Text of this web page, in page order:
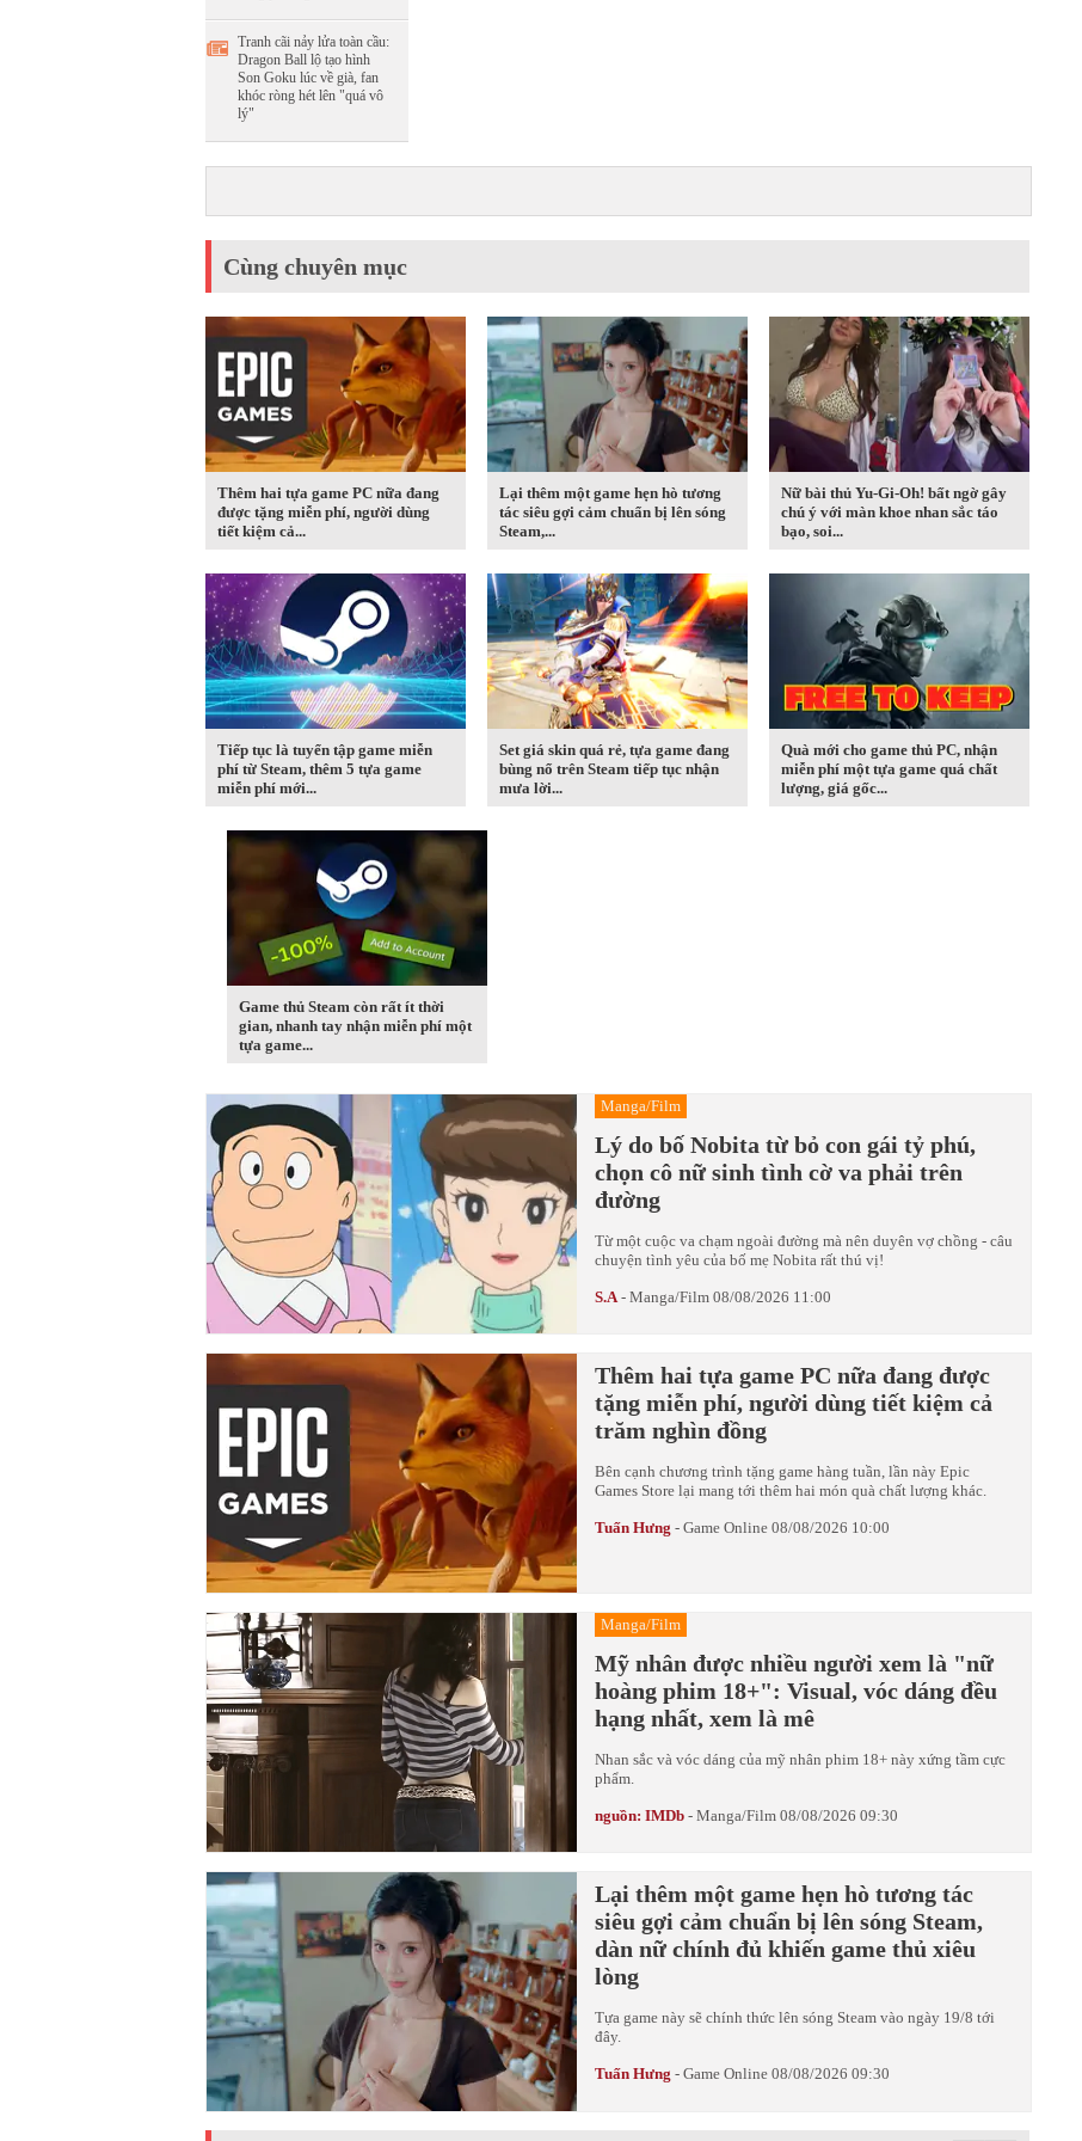
Tranh cãi nảy lửa toàn cầu:
Dragon Ball lộ tạo hình
Son Goku lúc về già, fan
khóc ròng hét lên "quá vô
lý"
Cùng chuyên mục
Thêm hai tựa game PC nữa đang
được tặng miễn phí, người dùng
tiết kiệm cả...
Lại thêm một game hẹn hò tương
tác siêu gợi cảm chuẩn bị lên sóng
Steam,...
Nữ bài thủ Yu-Gi-Oh! bất ngờ gây
chú ý với màn khoe nhan sắc táo
bạo, soi...
Tiếp tục là tuyển tập game miễn
phí từ Steam, thêm 5 tựa game
miễn phí mới...
Set giá skin quá rẻ, tựa game đang
bùng nổ trên Steam tiếp tục nhận
mưa lời...
Quà mới cho game thủ PC, nhận
miễn phí một tựa game quá chất
lượng, giá gốc...
Game thủ Steam còn rất ít thời
gian, nhanh tay nhận miễn phí một
tựa game...
Manga/Film
Lý do bố Nobita từ bỏ con gái tỷ phú,
chọn cô nữ sinh tình cờ va phải trên
đường
Từ một cuộc va chạm ngoài đường mà nên duyên vợ chồng - câu
chuyện tình yêu của bố mẹ Nobita rất thú vị!
S.A- Manga/Film 08/08/2026 11:00
Thêm hai tựa game PC nữa đang được
tặng miễn phí, người dùng tiết kiệm cả
trăm nghìn đồng
Bên cạnh chương trình tặng game hàng tuần, lần này Epic
Games Store lại mang tới thêm hai món quà chất lượng khác.
Tuấn Hưng - Game Online 08/08/2026 10:00
Manga/Film
Mỹ nhân được nhiều người xem là "nữ
hoàng phim 18+": Visual, vóc dáng đều
hạng nhất, xem là mê
Nhan sắc và vóc dáng của mỹ nhân phim 18+ này xứng tầm cực
phẩm.
nguồn: IMDb - Manga/Film 08/08/2026 09:30
Lại thêm một game hẹn hò tương tác
siêu gợi cảm chuẩn bị lên sóng Steam,
dàn nữ chính đủ khiến game thủ xiêu
lòng
Tựa game này sẽ chính thức lên sóng Steam vào ngày 19/8 tới
đây.
Tuấn Hưng - Game Online 08/08/2026 09:30